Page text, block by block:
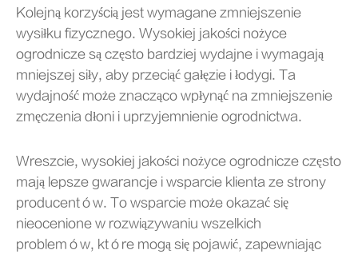
Kolejną korzyścią jest wymagane zmniejszenie
wysiłku fizycznego. Wysokiej jakości nożyce
ogrodnicze są często bardziej wydajne i wymagają
mniejszej siły, aby przeciąć gałęzie i łodygi. Ta
wydajność może znacząco wpłynąć na zmniejszenie
zmęczenia dłoni i uprzyjemnienie ogrodnictwa.
Wreszcie, wysokiej jakości nożyce ogrodnicze często
mają lepsze gwarancje i wsparcie klienta ze strony
producentów. To wsparcie może okazać się
nieocenione w rozwiązywaniu wszelkich
problemów, które mogą się pojawić, zapewniając